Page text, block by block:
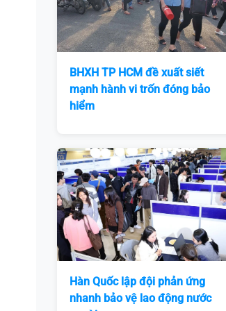
BHXH TP HCM đề xuất siết
mạnh hành vi trốn đóng bảo
hiểm
Hàn Quốc lập đội phản ứng
nhanh bảo vệ lao động nước